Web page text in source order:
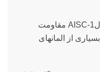
مقاومت پلاستیک المانهای اتصال1-AISC مقاومت
پلاستیک المانهای اتصال1-AISC بسیاری از المانهای